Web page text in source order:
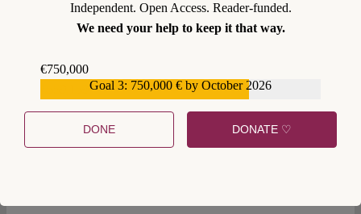
Independent. Open Access. Reader-funded.
We need your help to keep it that way.
€750,000
Goal 3: 750,000 € by October 2026
DONE DONATE ♡